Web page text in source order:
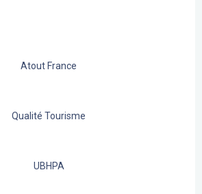
Atout France
Qualité Tourisme
UBHPA